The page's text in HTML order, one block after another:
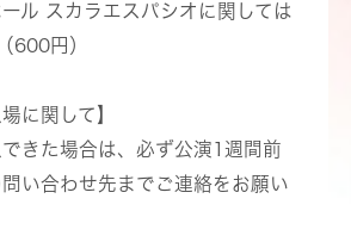
ル スカラエスパシオに関しては
600円）
に関して】
きた場合は、必ず公演1週間前
い合わせ先までご連絡をお願い